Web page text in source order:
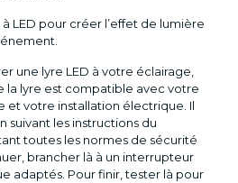
LED pour créer l’effet de lumière
une lyre LED à votre éclairage,
la lyre est compatible avec votre
votre installation électrique. Il
suivant les instructions du
toutes les normes de sécurité
brancher là à un interrupteur
adaptés. Pour finir, tester là pour